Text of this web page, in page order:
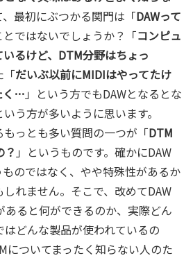
最初にぶつかる関門は「DAWって
とではないでしょうか？「コンピュ
るけど、DTM分野はちょっ
「だいぶ以前にMIDIはやってたけ
く… 」という方でもDAWとなるとな
う方が多いように思います。
っとも多い質問の一つが「DTM
？ 」というものです。確かにDAW
のではなく、やや特殊性があるか
れません。そこで、改めてDAW
あると何ができるのか、実際どん
はどんな製品が使われているの
ついてまったく知らない人のた